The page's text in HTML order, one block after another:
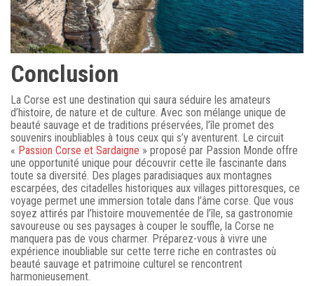
Conclusion
La Corse est une destination qui saura séduire les amateurs
d’histoire, de nature et de culture. Avec son mélange unique de
beauté sauvage et de traditions préservées, l’île promet des
souvenirs inoubliables à tous ceux qui s’y aventurent. Le circuit
« Passion Corse et Sardaigne » proposé par Passion Monde offre
une opportunité unique pour découvrir cette île fascinante dans
toute sa diversité. Des plages paradisiaques aux montagnes
escarpées, des citadelles historiques aux villages pittoresques, ce
voyage permet une immersion totale dans l’âme corse. Que vous
soyez attirés par l’histoire mouvementée de l’île, sa gastronomie
savoureuse ou ses paysages à couper le souffle, la Corse ne
manquera pas de vous charmer. Préparez-vous à vivre une
expérience inoubliable sur cette terre riche en contrastes où
beauté sauvage et patrimoine culturel se rencontrent
harmonieusement.